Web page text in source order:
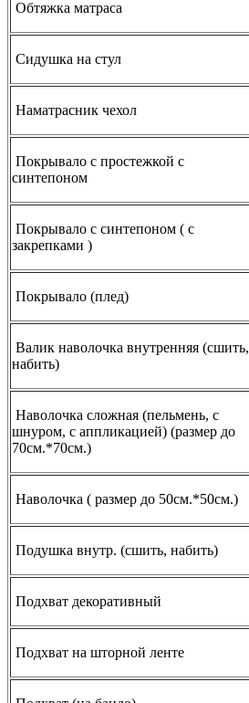
Обтяжка матраса
Сидушка на стул
Наматрасник чехол
Покрывало с простежкой с
синтепоном
Покрывало с синтепоном ( с
закрепками )
Покрывало (плед)
Валик наволочка внутренняя (сшить,
набить)
Наволочка сложная (пельмень, с
шнуром, с аппликацией) (размер до
70см.*70см.)
Наволочка ( размер до 50см.*50см.)
Подушка внутр. (сшить, набить)
Подхват декоративный
Подхват на шторной ленте